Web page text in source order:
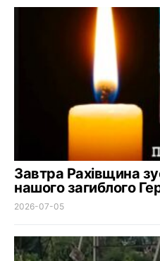
Завтра Рахівщина
нашого загиблого
2026-07-05